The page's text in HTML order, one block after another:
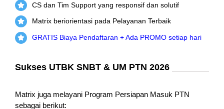
CS dan Tim Support yang responsif dan solutif
Matrix beriorientasi pada Pelayanan Terbaik
GRATIS Biaya Pendaftaran + Ada PROMO setiap hari
Sukses UTBK SNBT & UM PTN 2026
Matrix juga melayani Program Persiapan Masuk PTN
sebagai berikut: